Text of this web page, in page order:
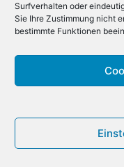
Surfverhalten oder
Sie Ihre Zustimmung nicht
bestimmte Funktionen
Getrentacar.com
Avis, Buchbinder,
können sich auch
Preise für Ihren
Buchen Sie im